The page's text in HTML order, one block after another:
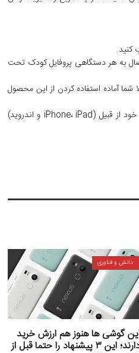
به هر دستگاهی پروفایل کودک تحت
شما آماده استفاده کردن از این محصول
شما همچنان می‌توانید Kaspersky Safe Kids را به عنوان والدین هم بر روی دستگاه‌های خود از قبیل (iPhone، iPad و اندروید)
دانش و فناوری
گوشی ها هنوز هم ارزش خرید
دارند؛ این ۳ پیشنهاد را حتما قبل از